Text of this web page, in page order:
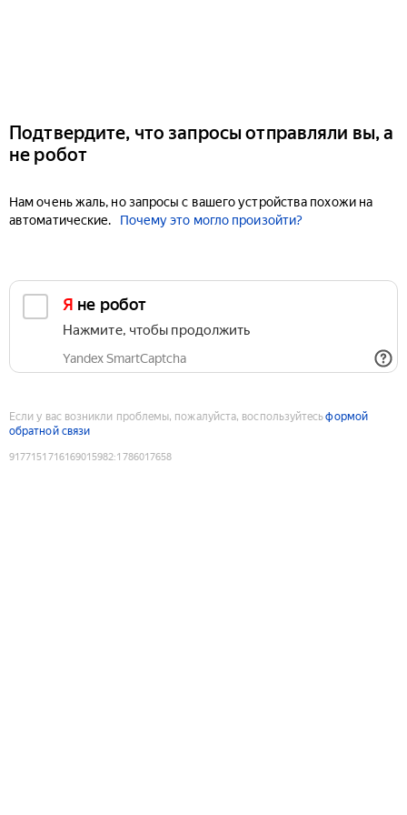
Подтвердите, что запросы отправляли вы, а
не робот
Нам очень жаль, но запросы с вашего устройства похожи на
автоматические.
Почему это могло произойти?
Я не робот
Нажмите, чтобы продолжить
Yandex SmartCaptcha
Если у вас возникли проблемы, пожалуйста, воспользуйтесьформой
обратной связи
9177151716169015982:1786017658